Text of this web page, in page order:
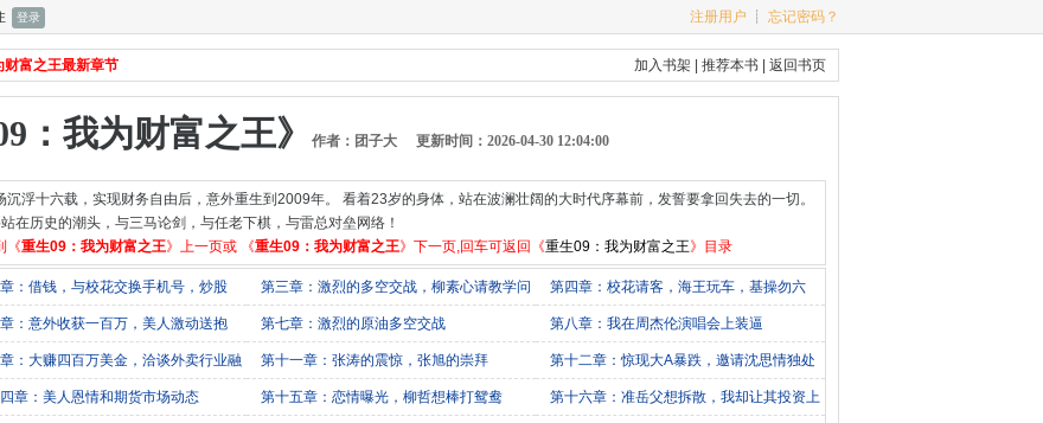
注册用户 ┊ 忘记密码？
富之王最新章节 加入书架 |推荐本书 |返回书页
：我为财富之王》 作者：团子大 更新时间：2026-04-30 12:04:00
浮十六载，实现财务自由后，意外重生到2009年。 看着23岁的身体，站在波澜壮阔的大时代序幕前，发誓要拿回失去的一切。
在历史的潮头，与三马论剑，与任老下棋，与雷总对垒网络！
《重生09：我为财富之王》上一页或 《重生09：我为财富之王》下一页,回车可返回《重生09：我为财富之王》目录
：借钱，与校花交换手机号，炒股 第三章：激烈的多空交战，柳素心请教学问 第四章：校花请客，海王玩车，基操勿六
：意外收获一百万，美人激动送抱 第七章：激烈的原油多空交战 第八章：我在周杰伦演唱会上装逼
：大赚四百万美金，洽谈外卖行业融 第十一章：张涛的震惊，张旭的崇拜 第十二章：惊现大A暴跌，邀请沈思情独处
章：美人恩情和期货市场动态 第十五章：恋情曝光，柳哲想棒打鸳鸯 第十六章：准岳父想拆散，我却让其投资上